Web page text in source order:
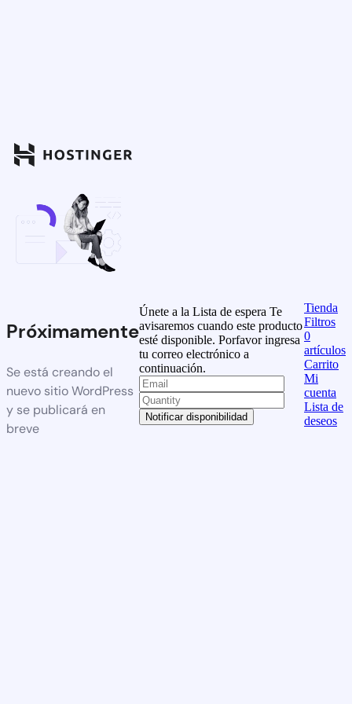
Próximamente
Se está creando el
nuevo sitio WordPress
y se publicará en
breve
Únete a la Lista de espera Te
avisaremos cuando este producto
esté disponible. Porfavor ingresa
tu correo electrónico a
continuación.
Notificar disponibilidad
Tienda
Filtros
0
artículos
Carrito
Mi
cuenta
Lista de
deseos